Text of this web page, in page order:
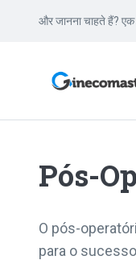
और जानना चाहते हैं?
Pós-
O pós-
para o